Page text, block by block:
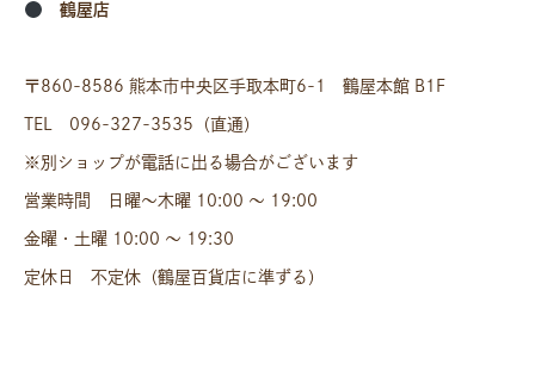
鶴屋店
〒860-8586 熊本市中央区手取本町6-1 鶴屋本館 B1F
TEL 096-327-3535（直通）
※別ショップが電話に出る場合がございます
営業時間 日曜〜木曜 10:00 〜 19:00
金曜・土曜 10:00 〜 19:30
定休日 不定休（鶴屋百貨店に準ずる）